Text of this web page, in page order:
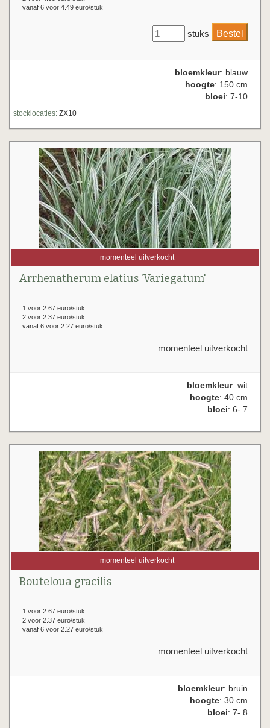
vanaf 6 voor 4.49 euro/stuk
stuks
bloemkleur: blauw
hoogte: 150 cm
bloei: 7-10
stocklocaties: ZX10
momenteel uitverkocht
Arrhenatherum elatius 'Variegatum'
1 voor 2.67 euro/stuk
2 voor 2.37 euro/stuk
vanaf 6 voor 2.27 euro/stuk
momenteel uitverkocht
bloemkleur: wit
hoogte: 40 cm
bloei: 6- 7
momenteel uitverkocht
Bouteloua gracilis
1 voor 2.67 euro/stuk
2 voor 2.37 euro/stuk
vanaf 6 voor 2.27 euro/stuk
momenteel uitverkocht
bloemkleur: bruin
hoogte: 30 cm
bloei: 7- 8